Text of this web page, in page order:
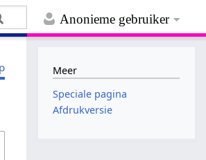
Anonieme gebruiker
Meer
Speciale pagina
Afdrukversie